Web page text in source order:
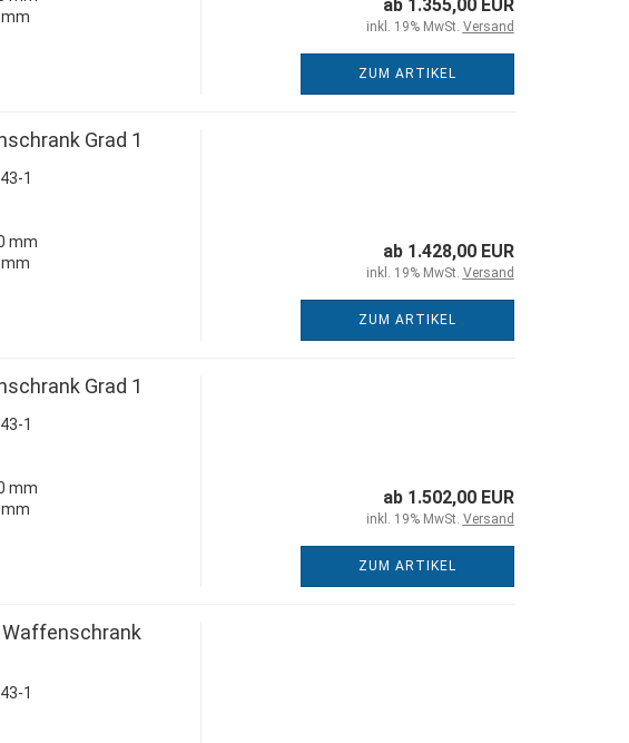
ab 1.355,00 EUR
inkl. 19% MwSt. Versand
ZUM ARTIKEL
Grad 1
1
mm
ab 1.428,00 EUR
inkl. 19% MwSt. Versand
ZUM ARTIKEL
Grad 1
1
mm
ab 1.502,00 EUR
inkl. 19% MwSt. Versand
ZUM ARTIKEL
Waffenschrank
1